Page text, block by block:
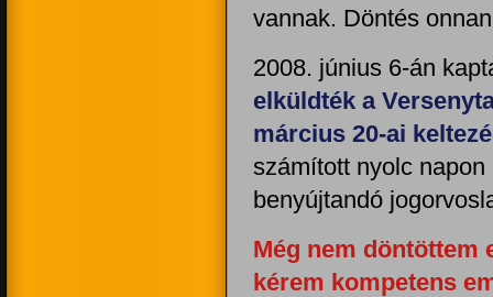
vannak. Döntés
2008. június 6-án
elküldték a
március 20-ai
számított nyolc
benyújtandó
Még nem döntöttem
kérem kompetens